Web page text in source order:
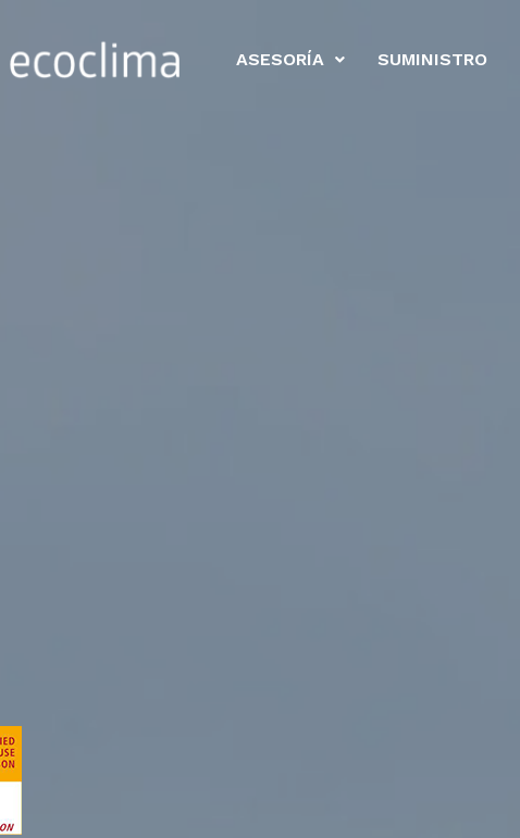
herramientas
ASESORÍA SUMINISTRO